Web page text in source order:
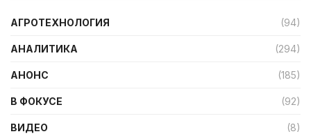
АГРОТЕХНОЛОГИЯ (94)
АНАЛИТИКА (294)
АНОНС (185)
В ФОКУСЕ (92)
ВИДЕО (8)